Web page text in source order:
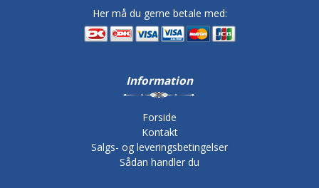
Her må du gerne betale med:
Information
Forside
Kontakt
Salgs- og leveringsbetingelser
Sådan handler du